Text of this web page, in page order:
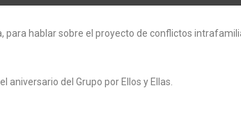
para hablar sobre el proyecto de conflictos
del Grupo por Ellos y Ellas.